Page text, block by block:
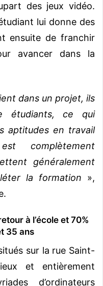
des jeux vidéo.
lui donne des
ensuite de franchir
avancer dans la
dans un projet, ils
étudiants, ce qui
aptitudes en travail
est complètement
généralement
la formation »,
à l’école et 70%
35 ans
sur la rue Saint-
et entièrement
d’ordinateurs